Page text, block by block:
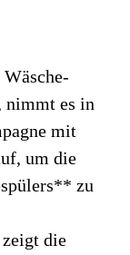
nimmt es in
mit
um die
zu
zeigt die